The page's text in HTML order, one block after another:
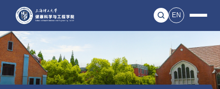
EN